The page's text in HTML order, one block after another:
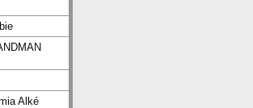
Alké